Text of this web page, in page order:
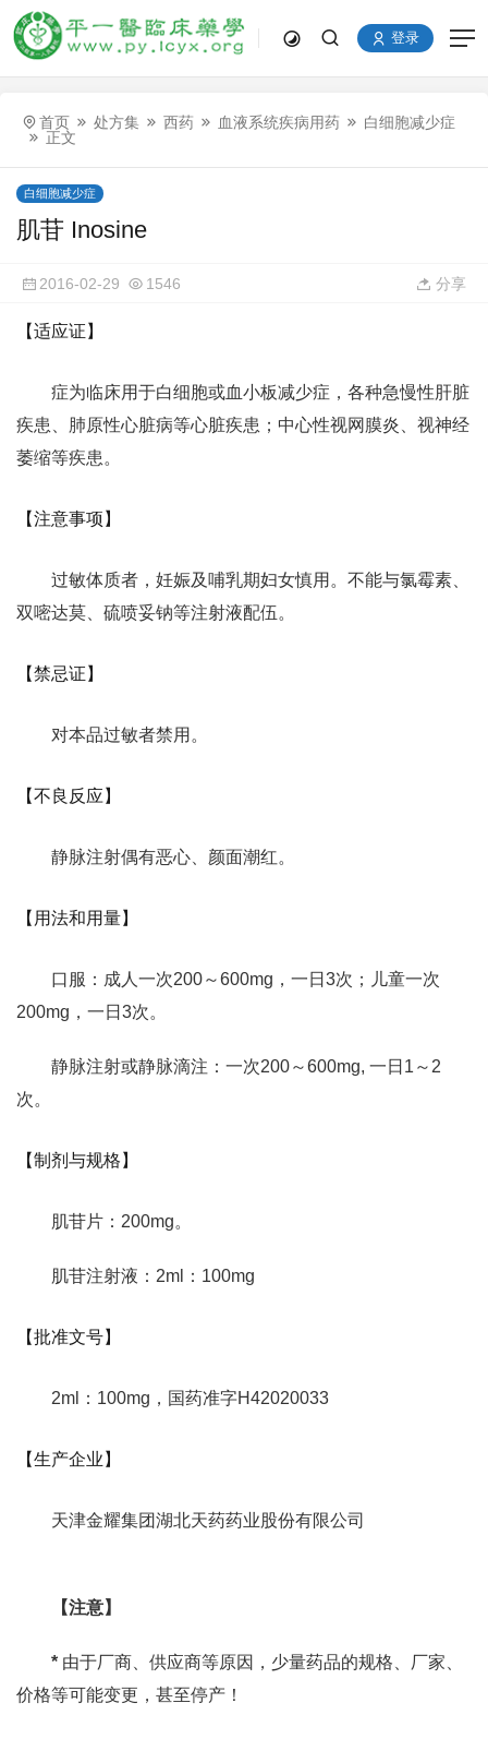
登录
首页 处方集 西药 血液系统疾病用药
白细胞减少症
正文
白细胞减少症
肌苷 Inosine
2016-02-29 1546 分享
【适应证】
症为临床用于白细胞或血小板减少症，各种急慢性肝脏
疾患、肺原性心脏病等心脏疾患；中心性视网膜炎、视神经
萎缩等疾患。
【注意事项】
过敏体质者，妊娠及哺乳期妇女慎用。不能与氯霉素、
双嘧达莫、硫喷妥钠等注射液配伍。
【禁忌证】
对本品过敏者禁用。
【不良反应】
静脉注射偶有恶心、颜面潮红。
【用法和用量】
口服：成人一次200～600mg，一日3次；儿童一次
200mg，一日3次。
静脉注射或静脉滴注：一次200～600mg, 一日1～2
次。
【制剂与规格】
肌苷片：200mg。
肌苷注射液：2ml：100mg
【批准文号】
2ml：100mg，国药准字H42020033
【生产企业】
天津金耀集团湖北天药药业股份有限公司
【注意】
* 由于厂商、供应商等原因，少量药品的规格、厂家、
价格等可能变更，甚至停产！